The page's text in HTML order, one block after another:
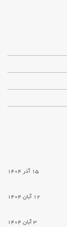
15 آذر 1404
12 آبان 1404
3 آبان 1404